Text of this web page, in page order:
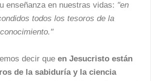
enseñanza en nuestras vidas: "en
todos los tesoros de la
decir que en Jesucristo están
de la sabiduría y la ciencia